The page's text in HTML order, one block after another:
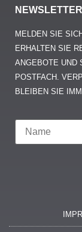
NEWSLETTER
MELDEN SIE
ERHALTEN SIE
NGEBOTE UND
OSTFACH.
LEIBEN SIE